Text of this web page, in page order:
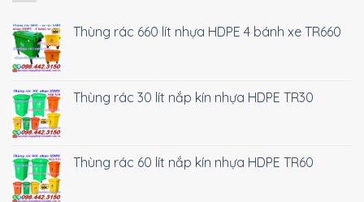
Thùng rác 660 lít nhựa HDPE 4 bánh xe TR660
Thùng rác 30 lít nắp kín nhựa HDPE TR30
Thùng rác 60 lít nắp kín nhựa HDPE TR60